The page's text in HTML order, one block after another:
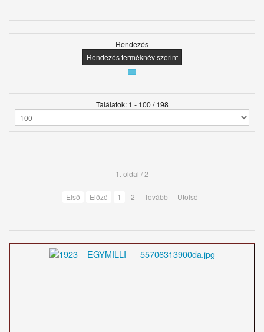
Rendezés
Rendezés terméknév szerint
Találatok: 1 - 100 / 198
1. oldal / 2
Első Előző 1 2 Tovább Utolsó